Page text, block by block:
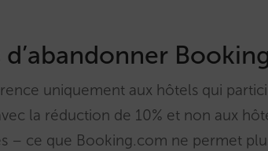
uniquement aux hôtels qui
la réduction de 10% et non aux
– ce que Booking.com ne permet